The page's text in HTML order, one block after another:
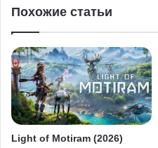
Похожие статьи
Light of Motiram (2026)